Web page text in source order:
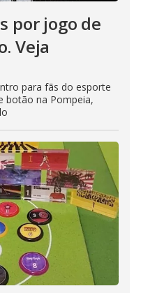
por jogo de
Veja
para fãs do esporte
botão na Pompeia,